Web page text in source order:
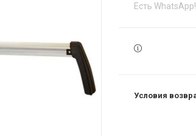
Есть WhatsApp!